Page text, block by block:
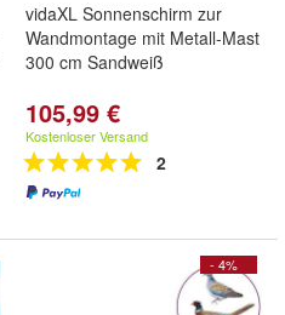
vidaXL Sonnenschirm zur
Wandmontage mit Metall-Mast
300 cm Sandweiß
105,99 €
Kostenloser Versand
2
- 4%